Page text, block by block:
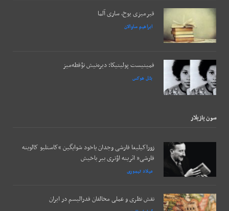
قیرمیزی یوخ، ساری آلما
ابراهیم ساوالان
فمینیست پولیتیکا: دیره‌نیش نؤقطه‌میز
بئل هوکس
سون يازيلار
زوراکیلیغا قارشی وجدان یاخود شوایگین “کاستلیو کالوینه
قارشی” اثرینه اؤتری بیر باخیش
میلاد تیموری
نقش نظری و عملی مخالفان فدرالیسم در ایران